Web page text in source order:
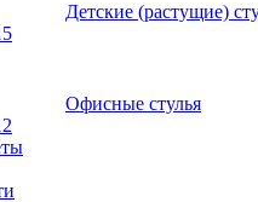
Детские (растущие)
Офисные стулья